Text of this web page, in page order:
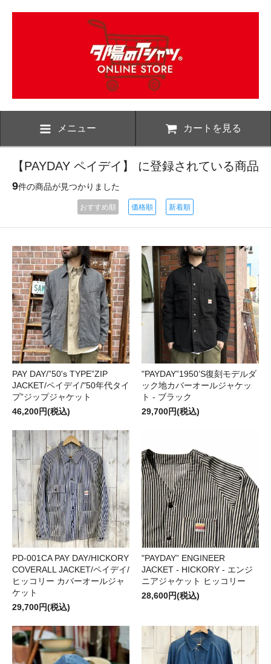
メニュー カートを見る
【PAYDAY ペイデイ】 に登録されている商品
9件の商品が見つかりました
おすすめ順 価格順 新着順
PAY DAY/”50's TYPE”ZIP
JACKET/ペイデイ/"50年代タイ
プ”ジップジャケット
46,200円(税込)
"PAYDAY”1950’S復刻モデルダ
ック地カバーオールジャケッ
ト - ブラック
29,700円(税込)
PD-001CA PAY DAY/HICKORY
COVERALL JACKET/ペイデイ/
ヒッコリー カバーオールジャ
ケット
29,700円(税込)
"PAYDAY” ENGINEER
JACKET - HICKORY - エンジ
ニアジャケット ヒッコリー
28,600円(税込)